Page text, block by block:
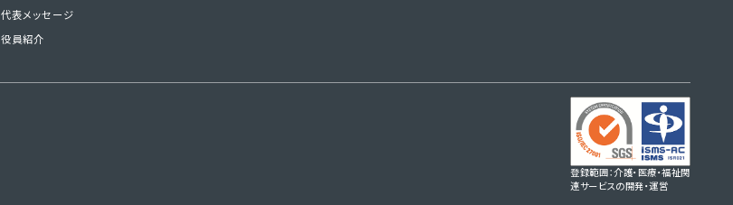
代表メッセージ
役員紹介
登録範囲：介護・医療・福祉関
連サービスの開発・運営